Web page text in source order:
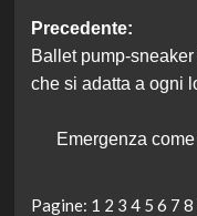
articolo
Precedente:
Ballet pump-
che si adatta a ogni
Emergenza
Pagine: 1 2 3 4 5 6 7 8